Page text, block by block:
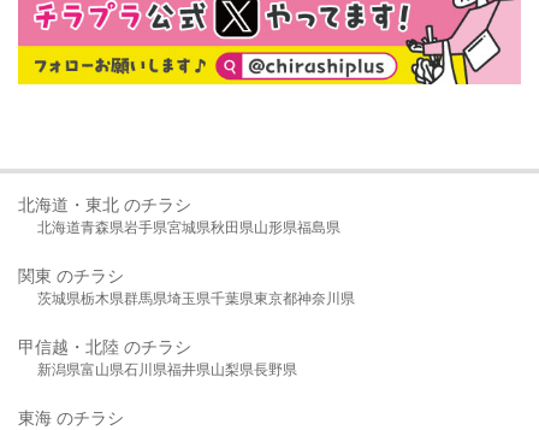
北海道・東北 のチラシ
北海道青森県岩手県宮城県秋田県山形県福島県
関東 のチラシ
茨城県栃木県群馬県埼玉県千葉県東京都神奈川県
甲信越・北陸 のチラシ
新潟県富山県石川県福井県山梨県長野県
東海 のチラシ